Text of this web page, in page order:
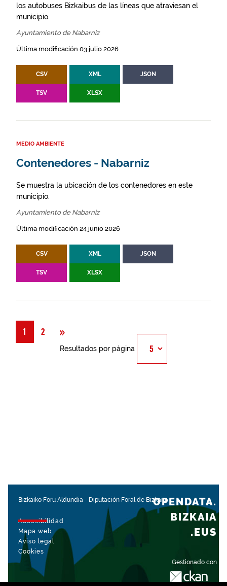
los autobuses Bizkaibus de las líneas que atraviesan el
municipio.
Ayuntamiento de Nabarniz
Última modificación 03 julio 2026
CSV XML JSON
TSV XLSX
MEDIO AMBIENTE
Contenedores - Nabarniz
Se muestra la ubicación de los contenedores en este
municipio.
Ayuntamiento de Nabarniz
Última modificación 24 junio 2026
CSV XML JSON
TSV XLSX
1 2 »
Resultados por página
Bizkaiko Foru Aldundia - Diputación Foral de Bizkaia
Accesibilidad
Mapa web
Aviso legal
Cookies
Gestionado con
OPENDATA.
BIZKAIA
.EUS